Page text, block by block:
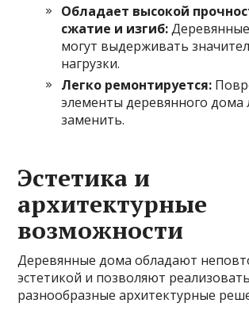
Обладает высокой
сжатие и изгиб:
могут выдерживать
нагрузки.
Легко ремонтируется:
элементы деревянного дома
заменить.
Эстетика и
архитектурные
возможности
Деревянные дома обладают
эстетикой и позволяют
разнообразные архитектурные